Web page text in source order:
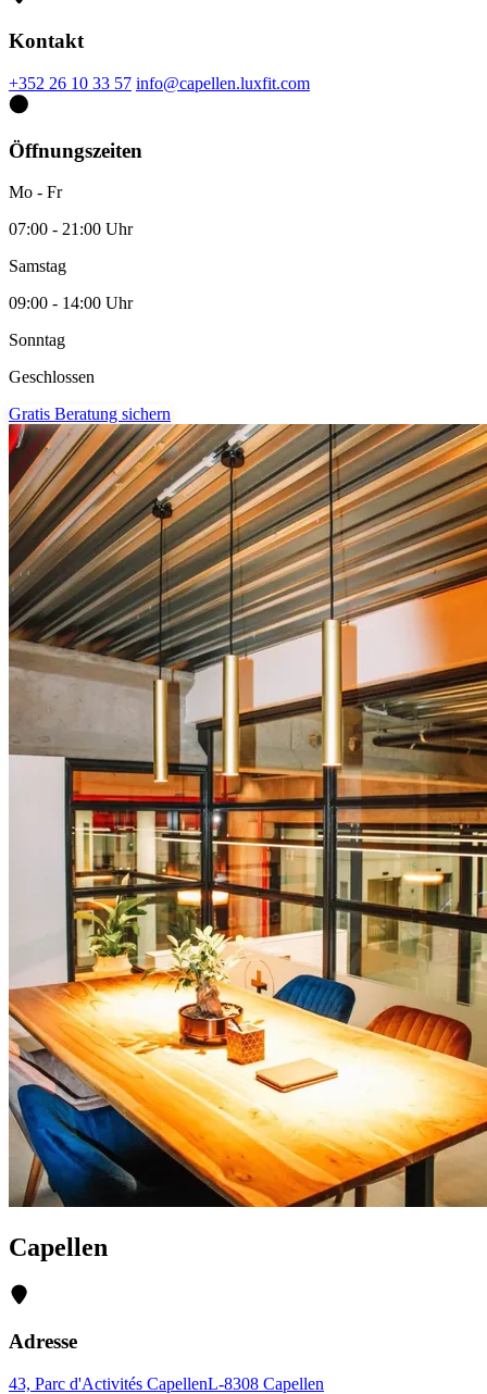
Kontakt
+352 26 10 33 57 info@capellen.luxfit.com
Öffnungszeiten
Mo - Fr
07:00 - 21:00 Uhr
Samstag
09:00 - 14:00 Uhr
Sonntag
Geschlossen
Gratis Beratung sichern
Capellen
Adresse
43, Parc d'Activités CapellenL-8308 Capellen